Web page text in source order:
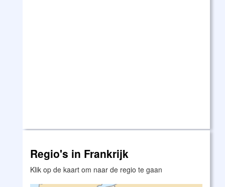
Regio's in Frankrijk
Klik op de kaart om naar de regio te gaan